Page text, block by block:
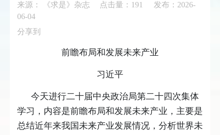
来源： 《求是》杂志 点击量： 191
发布：2026-
06-04
分享到
前瞻布局和发展未来产业
习近平
今天进行二十届中央政治局第二十四次集体
学习，内容是前瞻布局和发展未来产业，主要是
总结近年来我国未来产业发展情况，分析世界未